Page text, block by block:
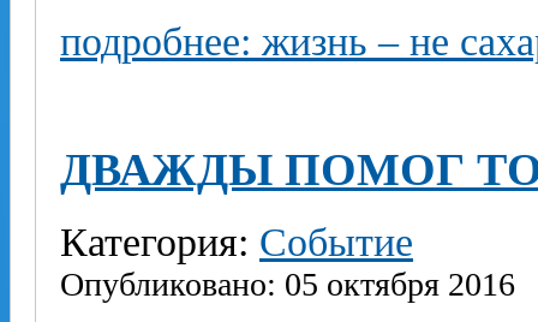
подробнее: жизнь – не
ДВАЖДЫ ПОМОГ
Категория: Событие
Опубликовано: 05 октября 2016